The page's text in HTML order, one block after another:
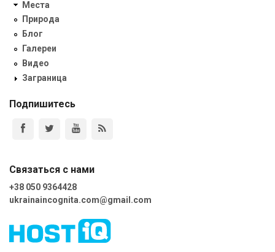
Места
Природа
Блог
Галереи
Видео
Заграница
Подпишитесь
Связаться с нами
+38 050 9364428
ukrainaincognita.com@gmail.com